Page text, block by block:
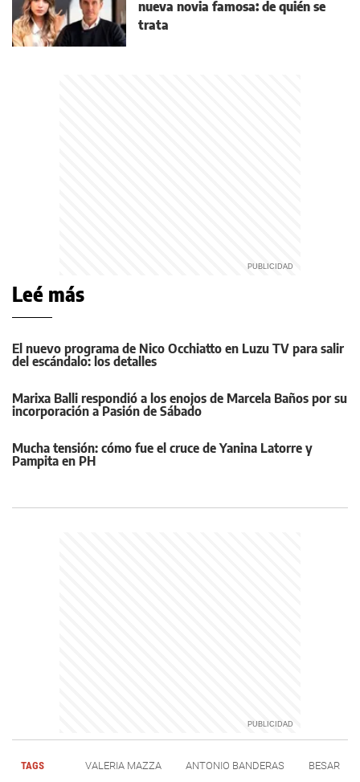
nueva novia famosa: de quién se
trata
Leé más
El nuevo programa de Nico Occhiatto en Luzu TV para salir
del escándalo: los detalles
Marixa Balli respondió a los enojos de Marcela Baños por su
incorporación a Pasión de Sábado
Mucha tensión: cómo fue el cruce de Yanina Latorre y
Pampita en PH
TAGS VALERIA MAZZA ANTONIO BANDERAS BESAR